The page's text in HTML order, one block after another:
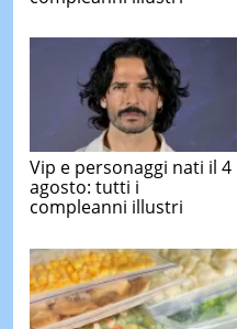
Vip e personaggi nati il 4
agosto: tutti i
compleanni illustri